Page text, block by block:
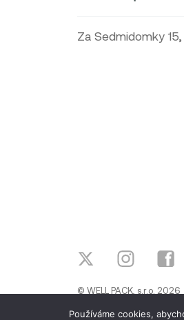
Za Sedmidomky 15,
© WELL PACK, s.r.o. 2026
Používáme cookies,